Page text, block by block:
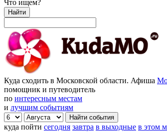
Что ищем?
Найти
Куда сходить в Московской области. Афиша
помощник и путеводитель
по интересным местам
и лучшим событиям
куда пойти сегодня завтра в выходные в этом